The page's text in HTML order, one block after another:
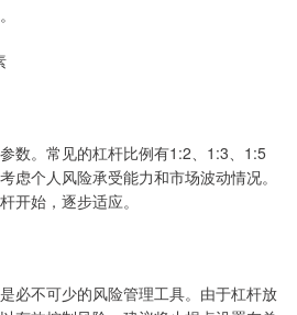
数。常见的杠杆比例有1:2、1:3、1:5
虑个人风险承受能力和市场波动情况。
开始，逐步适应。
必不可少的风险管理工具。由于杠杆放